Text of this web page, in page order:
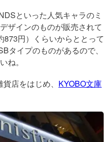
といった人気キャラのミ
ザインのものが販売されて
円）くらいからととって
タイプのものがあるので、
ね。
店をはじめ、 KYOBO文庫